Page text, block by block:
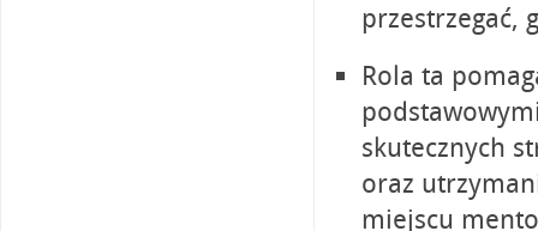
przestrzegać,
Rola ta
skutecznych
oraz
miejscu